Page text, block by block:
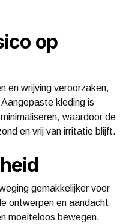
op
en wrijving veroorzaken,
kleding is
waardoor de
en vrij van irritatie blijft.
gemakkelijker voor
ontwerpen en aandacht
moeiteloos bewegen,